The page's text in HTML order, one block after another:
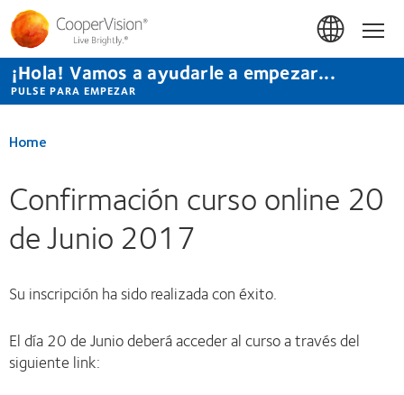
Pasar
contenido
principal
¡Hola! Vamos a ayudarle a empezar...
PULSE PARA EMPEZAR
Home
Confirmación curso online 20
de Junio 2017
Su inscripción ha sido realizada con éxito.
El día 20 de Junio deberá acceder al curso a través del
siguiente link: